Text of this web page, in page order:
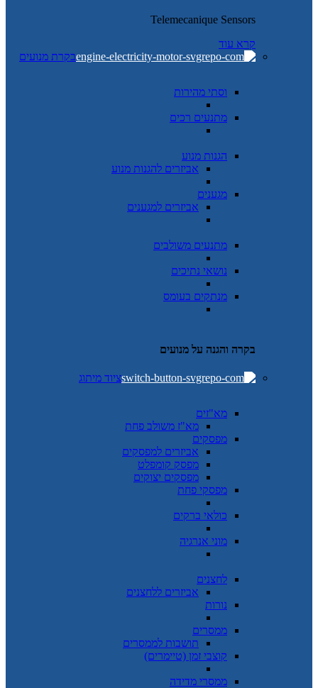
Telemecanique Sensors
קרא עוד
בקרת מנועים
וסתי מהירות
מתנעים רכים
הגנות מנוע
אביזרים להגנות מנוע
מגענים
אביזרים למגענים
מתנעים משולבים
נושאי נתיכים
מנתקים בעומס
בקרה והגנה על מנועים
ציוד מיתוג
מא"זים
מא"ז משולב פחת
מפסקים
אביזרים למפסקים
מפסק קומפלט
מפסקים יצוקים
מפסקי פחת
כולאי ברקים
מוני אנרגיה
לחצנים
אביזרים ללחצנים
נורות
ממסרים
תושבות לממסרים
קוצבי זמן (טיימרים)
ממסרי מדידה